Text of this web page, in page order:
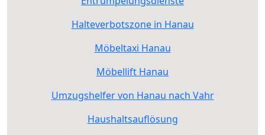
Halteverbotszone in Hanau
Möbeltaxi Hanau
Möbellift Hanau
Umzugshelfer von Hanau nach Vahr
Haushaltsauflösung